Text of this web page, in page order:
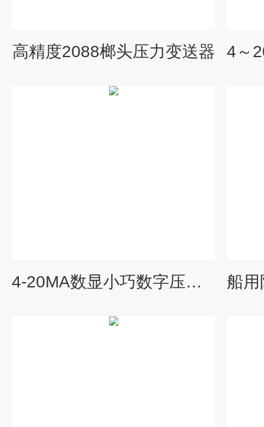
高精度2088榔头压力变送器
4-20MA数显小巧数字压力传感器带现场显示